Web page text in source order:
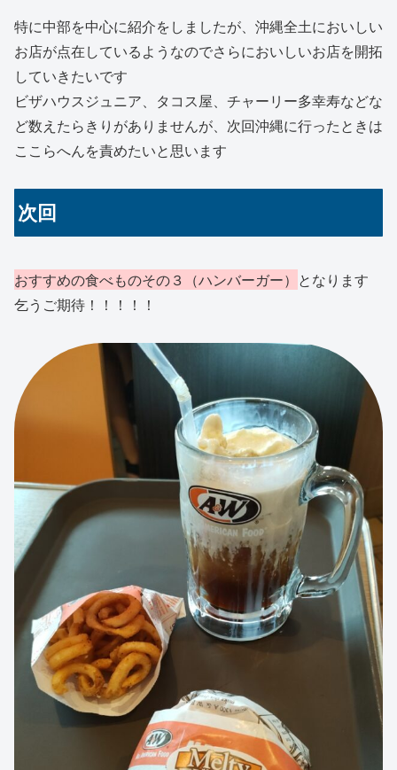
特に中部を中心に紹介をしましたが、沖縄全土においしい
お店が点在しているようなのでさらにおいしいお店を開拓
していきたいです
ビザハウスジュニア、タコス屋、チャーリー多幸寿などな
ど数えたらきりがありませんが、次回沖縄に行ったときは
ここらへんを責めたいと思います
次回
おすすめの食べものその３（ハンバーガー） となります
乞うご期待！！！！！